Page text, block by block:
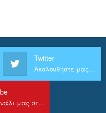
Twitter
Ακολουθήστε μας στο Twitter
Το κανάλι μας στο Youtube